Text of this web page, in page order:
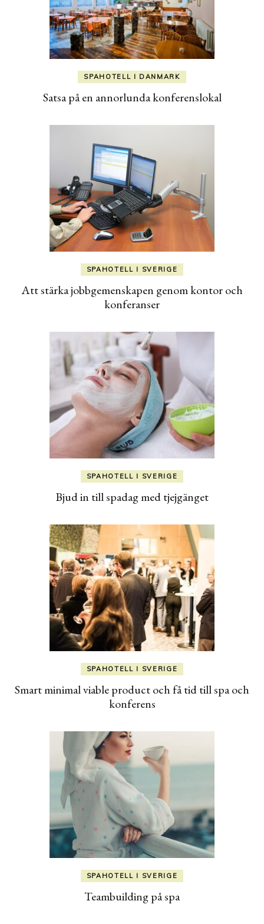
SPAHOTELL I DANMARK
Satsa på en annorlunda konferenslokal
SPAHOTELL I SVERIGE
Att stärka jobbgemenskapen genom kontor och
konferanser
SPAHOTELL I SVERIGE
Bjud in till spadag med tjejgänget
SPAHOTELL I SVERIGE
Smart minimal viable product och få tid till spa och
konferens
SPAHOTELL I SVERIGE
Teambuilding på spa